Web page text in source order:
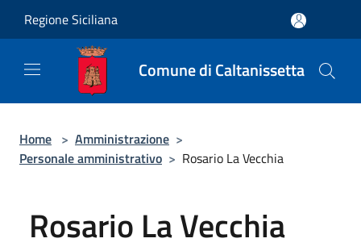
Regione Siciliana
Comune di Caltanissetta
Home > Amministrazione >
Personale amministrativo > Rosario La Vecchia
Rosario La Vecchia